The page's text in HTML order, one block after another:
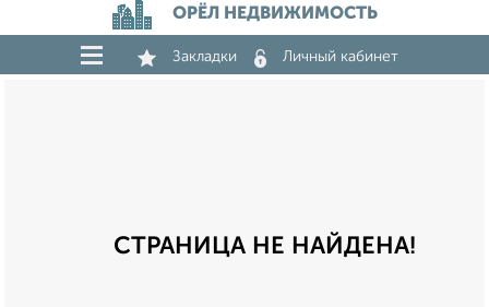
ОРЁЛ НЕДВИЖИМОСТЬ
Закладки Личный кабинет
СТРАНИЦА НЕ НАЙДЕНА!